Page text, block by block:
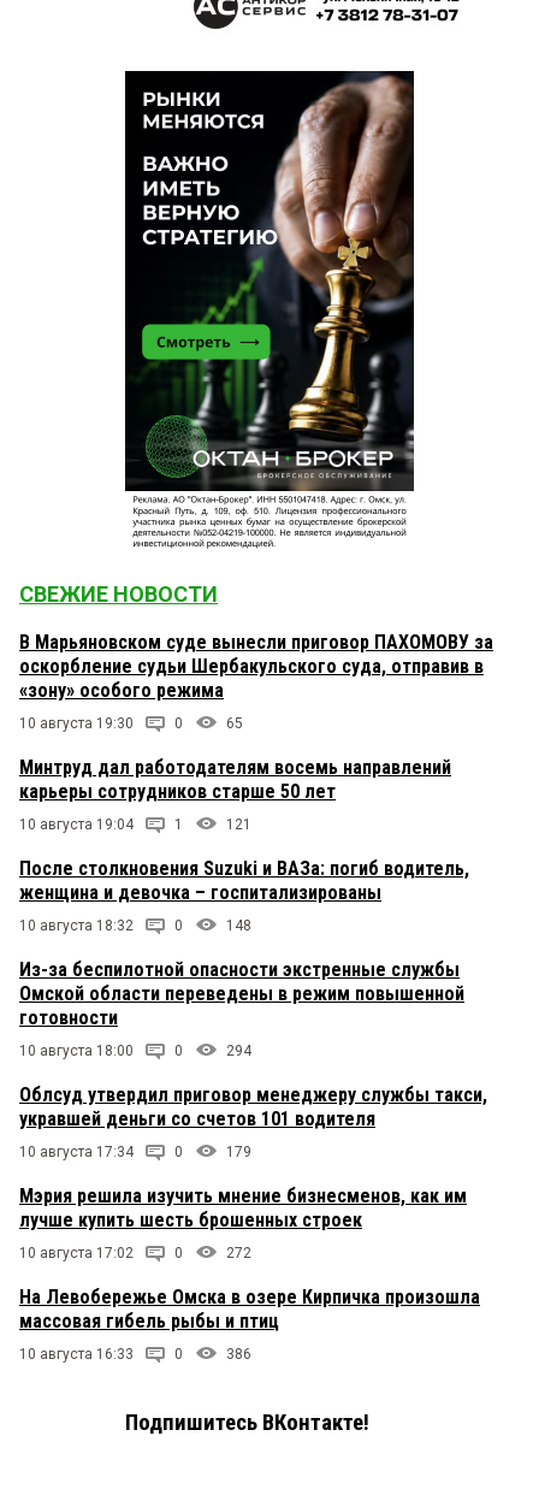
СВЕЖИЕ НОВОСТИ
В Марьяновском суде вынесли приговор ПАХОМОВУ за
оскорбление судьи Шербакульского суда, отправив в
«зону» особого режима
10 августа 19:30 0 65
Минтруд дал работодателям восемь направлений
карьеры сотрудников старше 50 лет
10 августа 19:04 1 121
После столкновения Suzuki и ВАЗа: погиб водитель,
женщина и девочка – госпитализированы
10 августа 18:32 0 148
Из-за беспилотной опасности экстренные службы
Омской области переведены в режим повышенной
готовности
10 августа 18:00 0 294
Облсуд утвердил приговор менеджеру службы такси,
укравшей деньги со счетов 101 водителя
10 августа 17:34 0 179
Мэрия решила изучить мнение бизнесменов, как им
лучше купить шесть брошенных строек
10 августа 17:02 0 272
На Левобережье Омска в озере Кирпичка произошла
массовая гибель рыбы и птиц
10 августа 16:33 0 386
Подпишитесь ВКонтакте!